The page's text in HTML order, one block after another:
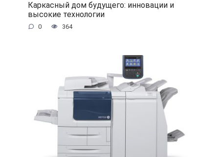
Каркасный дом будущего: инновации и
высокие технологии
0 364